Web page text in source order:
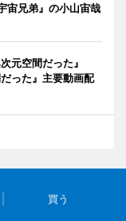
宙兄弟』の小山宙哉
元空間だった』
った』主要動画配
買う